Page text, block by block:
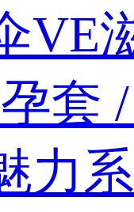
VE
套 /
力